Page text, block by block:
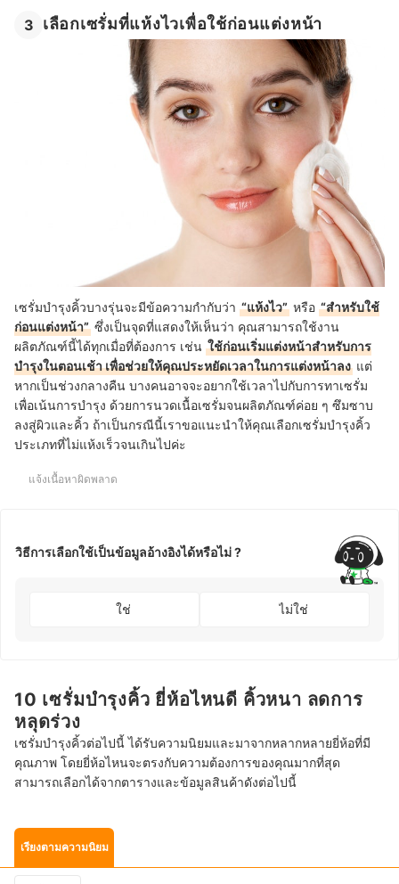
3 เลือกเซรั่มที่แห้งไวเพื่อใช้ก่อนแต่งหน้า
เซรั่มบำรุงคิ้วบางรุ่นจะมีข้อความกำกับว่า “แห้งไว” หรือ “สำหรับใช้
ก่อนแต่งหน้า” ซึ่งเป็นจุดที่แสดงให้เห็นว่า คุณสามารถใช้งาน
ผลิตภัณฑ์นี้ได้ทุกเมื่อที่ต้องการ เช่น ใช้ก่อนเริ่มแต่งหน้าสำหรับการ
บำรุงในตอนเช้า เพื่อช่วยให้คุณประหยัดเวลาในการแต่งหน้าลง แต่
หากเป็นช่วงกลางคืน บางคนอาจจะอยากใช้เวลาไปกับการทาเซรั่ม
เพื่อเน้นการบำรุง ด้วยการนวดเนื้อเซรั่มจนผลิตภัณฑ์ค่อย ๆ ซึมซาบ
ลงสู่ผิวและคิ้ว ถ้าเป็นกรณีนี้เราขอแนะนำให้คุณเลือกเซรั่มบำรุงคิ้ว
ประเภทที่ไม่แห้งเร็วจนเกินไปค่ะ
แจ้งเนื้อหาผิดพลาด
วิธีการเลือกใช้เป็นข้อมูลอ้างอิงได้หรือไม่ ?
ใช่ ไม่ใช่
10 เซรั่มบำรุงคิ้ว ยี่ห้อไหนดี คิ้วหนา ลดการ
หลุดร่วง
เซรั่มบำรุงคิ้วต่อไปนี้ ได้รับความนิยมและมาจากหลากหลายยี่ห้อที่มี
คุณภาพ โดยยี่ห้อไหนจะตรงกับความต้องการของคุณมากที่สุด
สามารถเลือกได้จากตารางและข้อมูลสินค้าดังต่อไปนี้
เรียงตามความนิยม